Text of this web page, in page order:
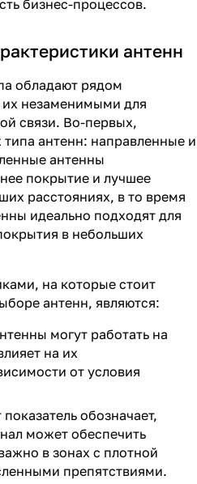
бизнес-процессов.
антенн
обладают рядом
незаменимыми для
связи. Во-первых,
антенн: направленные и
антенны
покрытие и лучшее
расстояниях, в то время
идеально подходят для
в небольших
на которые стоит
антенн, являются:
могут работать на
на их
от условия
показатель обозначает,
может обеспечить
в зонах с плотной
препятствиями.